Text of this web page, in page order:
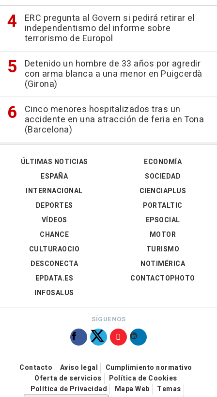
ERC pregunta al Govern si pedirá retirar el
independentismo del informe sobre
terrorismo de Europol
Detenido un hombre de 33 años por agredir
con arma blanca a una menor en Puigcerdà
(Girona)
Cinco menores hospitalizados tras un
accidente en una atracción de feria en Tona
(Barcelona)
ÚLTIMAS NOTICIAS
ESPAÑA
INTERNACIONAL
DEPORTES
VÍDEOS
ECONOMÍA
SOCIEDAD
CIENCIAPLUS
PORTALTIC
EPSOCIAL
CHANCE
CULTURAOCIO
DESCONECTA
EPDATA.ES
INFOSALUS
MOTOR
TURISMO
NOTIMÉRICA
CONTACTOPHOTO
SÍGUENOS
Contacto Aviso legal
Cumplimiento normativo
Oferta de servicios
Política de Cookies
Política de Privacidad
Mapa Web
Temas